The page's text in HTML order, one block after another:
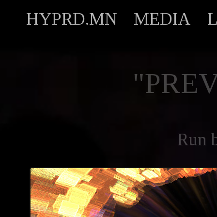
HYPRD.MN MEDIA
Run